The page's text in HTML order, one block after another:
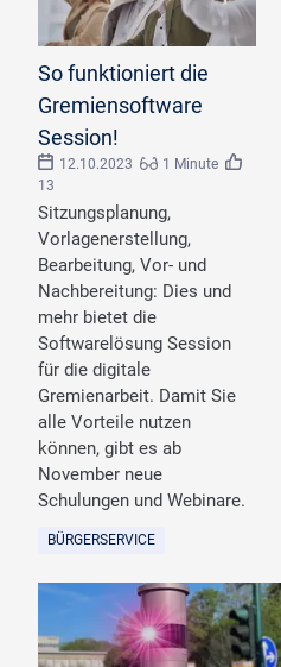
So funktioniert die
Gremiensoftware
Session!
12.10.2023
1 Minute
13
Sitzungsplanung,
Vorlagenerstellung,
Bearbeitung, Vor- und
Nachbereitung: Dies und
mehr bietet die
Softwarelösung Session
für die digitale
Gremienarbeit. Damit Sie
alle Vorteile nutzen
können, gibt es ab
November neue
Schulungen und Webinare.
BÜRGERSERVICE